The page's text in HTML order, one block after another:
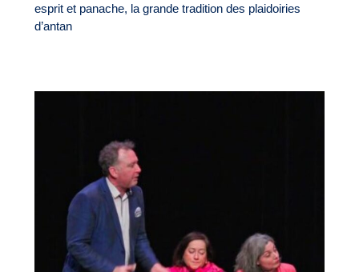
esprit et panache, la grande tradition des plaidoiries
d’antan